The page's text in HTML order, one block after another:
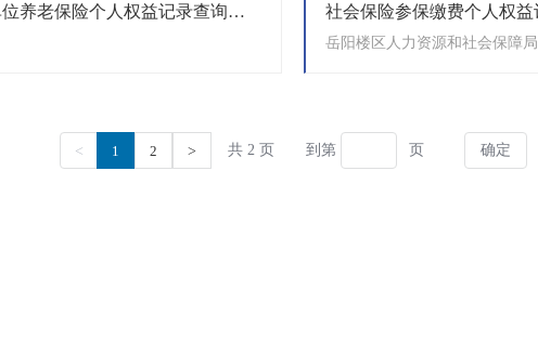
社会保险参保缴费个人权益记录查询打印（机关事业单位养老保险个人权益记录查询打印）
岳阳楼区人力资源和社会保障局
< 1 2 > 共 2 页 到第 页